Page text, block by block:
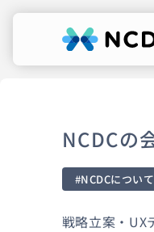
NCDCについて
企業情報
事例紹介
採用情報
NCDCの
#NCDCについて
戦略立案・UX